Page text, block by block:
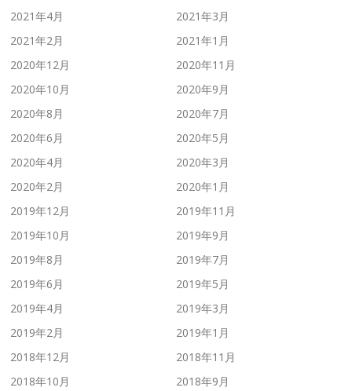
2021年4月
2021年3月
2021年2月
2021年1月
2020年12月
2020年11月
2020年10月
2020年9月
2020年8月
2020年7月
2020年6月
2020年5月
2020年4月
2020年3月
2020年2月
2020年1月
2019年12月
2019年11月
2019年10月
2019年9月
2019年8月
2019年7月
2019年6月
2019年5月
2019年4月
2019年3月
2019年2月
2019年1月
2018年12月
2018年11月
2018年10月
2018年9月